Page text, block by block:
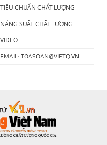
TIÊU CHUẨN CHẤT LƯỢNG
NĂNG SUẤT CHẤT LƯỢNG
VIDEO
EMAIL:TOASOAN@VIETQ.VN